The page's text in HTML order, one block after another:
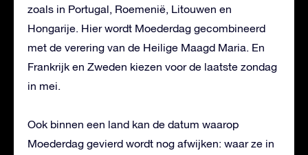
zoals in Portugal, Roemenië, Litouwen en
Hongarije. Hier wordt Moederdag gecombineerd
met de verering van de Heilige Maagd Maria. En
Frankrijk en Zweden kiezen voor de laatste zondag
in mei.
Ook binnen een land kan de datum waarop
Moederdag gevierd wordt nog afwijken: waar ze in